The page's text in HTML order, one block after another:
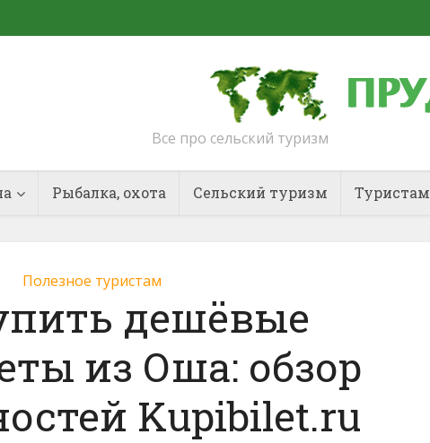
Все про сельский туризм
Рыбалка, охота Сельский туризм Туристам
Полезное туристам
дешёвые
из Оша: обзор
Kupibilet.ru